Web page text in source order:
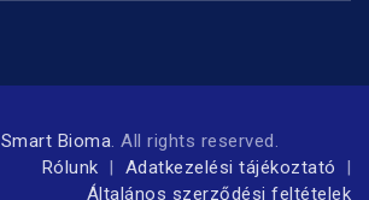
Smart Bioma. All rights reserved.
Rólunk
Adatkezelési tájékoztató
Általános szerződési feltételek